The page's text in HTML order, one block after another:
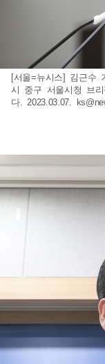
[서울=뉴시스] 김근수
시 중구 서울시청 브
다. 2023.03.07.